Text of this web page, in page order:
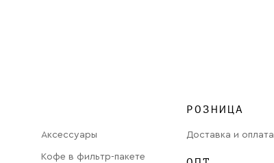
Аксессуары
Кофе в фильтр-пакете
РОЗНИЦА
Доставка и оплата